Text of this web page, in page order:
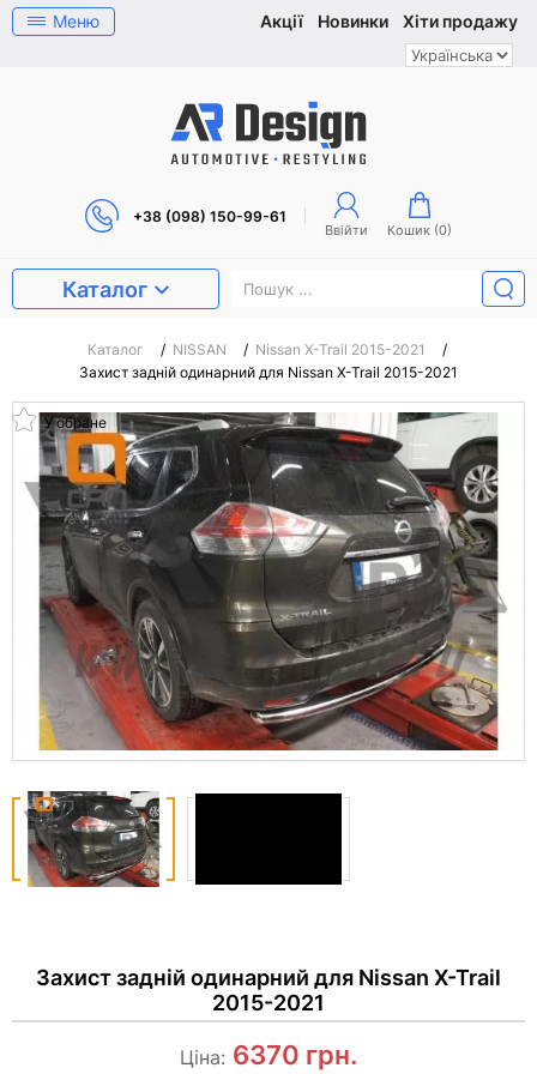
Меню Акції Новинки Хіти продажу
+38 (098) 150-99-61
Ввійти Кошик (0)
Каталог
Каталог / NISSAN / Nissan X-Trail 2015-2021
/
Захист задній одинарний для Nissan X-Trail 2015-2021
У обране
Захист задній одинарний для Nissan X-Trail
2015-2021
Ціна: 6370 грн.